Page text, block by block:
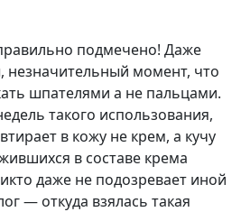
подмечено! Даже
незначительный момент, что
шпателями а не пальцами.
такого использования,
в кожу не крем, а кучу
в составе крема
даже не подозревает иной
— откуда взялась такая